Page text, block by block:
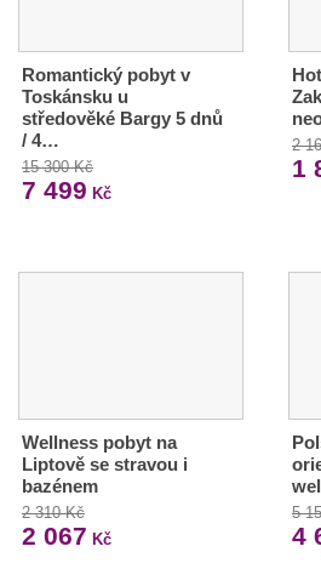
Romantický pobyt v
Toskánsku u
středověké Bargy 5 dnů
/ 4…
15 300 Kč
7 499 Kč
2
1
Wellness pobyt na
Liptově se stravou i
bazénem
2 310 Kč
2 067 Kč
5
4